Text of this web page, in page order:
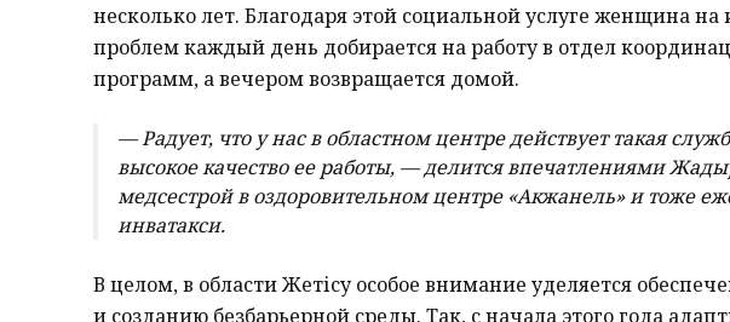
несколько лет. Благодаря этой социальной услуге женщина на
проблем каждый день добирается на работу в отдел
программ, а вечером возвращается домой.
— Радует, что у нас в областном центре действует такая
высокое качество ее работы, — делится впечатлениями
медсестрой в оздоровительном центре «Акжанель» и тоже
инватакси.
В целом, в области Жетісу особое внимание уделяется
и созданию безбарьерной среды. Так, с начала этого года